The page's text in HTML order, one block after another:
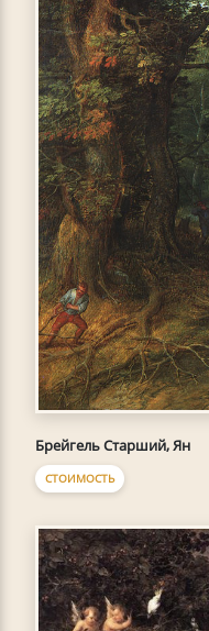
Брейгель Старший, Ян
СТОИМОСТЬ